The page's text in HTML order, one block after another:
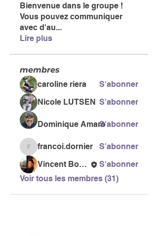
Bienvenue dans le groupe !
Vous pouvez communiquer
avec d'au...
Lire plus
membres
caroline riera
S'abonner
Nicole LUTSEN S'abonner
Dominique AmaroS'abonner
francoi.dornier
francoi.dornier
S'abonner
Vincent Bonneau
S'abonner
Voir tous les membres (31)